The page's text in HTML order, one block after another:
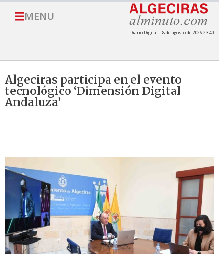
MENU
Diario Digital | 8 de agosto de 2026 23:40
Algeciras participa en el evento
tecnológico ‘Dimensión Digital
Andaluza’